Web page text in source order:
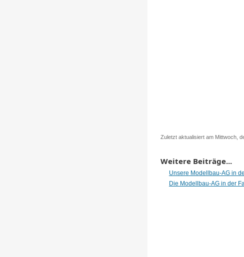
Zuletzt aktualisiert am Mittwoch,
Weitere Beiträge...
Unsere Modellbau-AG in
Die Modellbau-AG in der